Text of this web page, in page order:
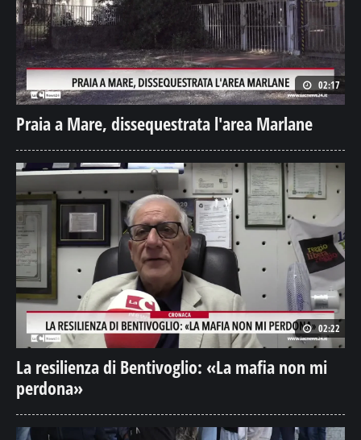
02:17
Praia a Mare, dissequestrata l'area Marlane
02:22
La resilienza di Bentivoglio: «La mafia non mi
perdona»